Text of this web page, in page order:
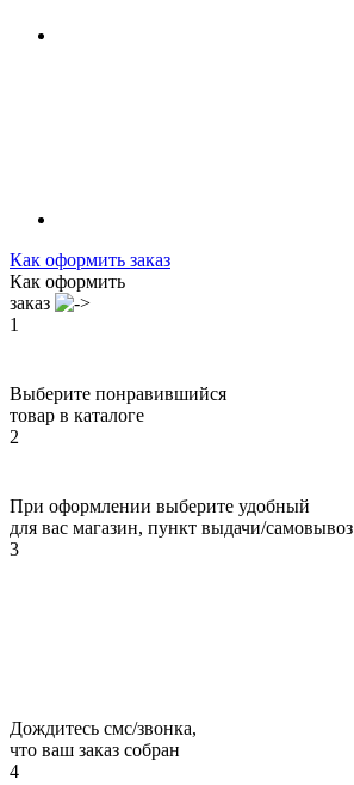
Как оформить заказ
Как оформить
заказ
1
Выберите понравившийся
товар в каталоге
2
При оформлении выберите удобный
для вас магазин, пункт выдачи/самовывоз
3
Дождитесь смс/звонка,
что ваш заказ собран
4